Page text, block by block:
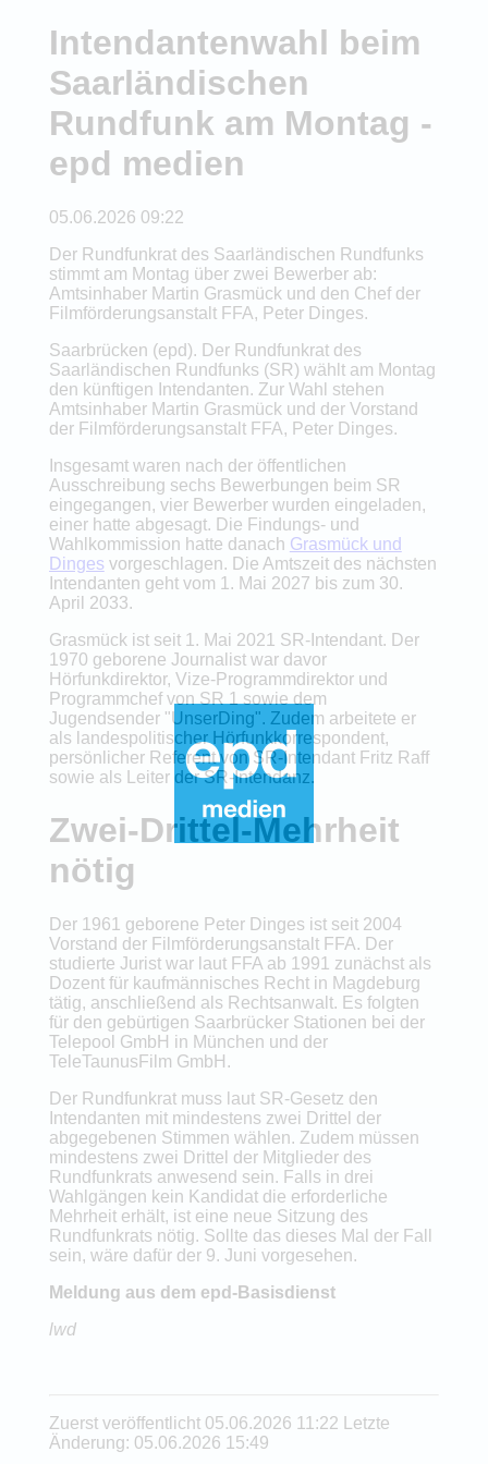
Intendantenwahl beim
Saarländischen
Rundfunk am Montag -
epd medien
05.06.2026 09:22
Der Rundfunkrat des Saarländischen Rundfunks
stimmt am Montag über zwei Bewerber ab:
Amtsinhaber Martin Grasmück und den Chef der
Filmförderungsanstalt FFA, Peter Dinges.
Saarbrücken (epd). Der Rundfunkrat des
Saarländischen Rundfunks (SR) wählt am Montag
den künftigen Intendanten. Zur Wahl stehen
Amtsinhaber Martin Grasmück und der Vorstand
der Filmförderungsanstalt FFA, Peter Dinges.
Insgesamt waren nach der öffentlichen
Ausschreibung sechs Bewerbungen beim SR
eingegangen, vier Bewerber wurden eingeladen,
einer hatte abgesagt. Die Findungs- und
Wahlkommission hatte danach Grasmück und
Dinges vorgeschlagen. Die Amtszeit des nächsten
Intendanten geht vom 1. Mai 2027 bis zum 30.
April 2033.
Grasmück ist seit 1. Mai 2021 SR-Intendant. Der
1970 geborene Journalist war davor
Hörfunkdirektor, Vize-Programmdirektor und
Programmchef von SR 1 sowie dem
Jugendsender "UnserDing". Zudem arbeitete er
als landespolitischer Hörfunkkorrespondent,
persönlicher Referent von SR-Intendant Fritz Raff
sowie als Leiter der SR-Intendanz.
Zwei-Drittel-Mehrheit
nötig
Der 1961 geborene Peter Dinges ist seit 2004
Vorstand der Filmförderungsanstalt FFA. Der
studierte Jurist war laut FFA ab 1991 zunächst als
Dozent für kaufmännisches Recht in Magdeburg
tätig, anschließend als Rechtsanwalt. Es folgten
für den gebürtigen Saarbrücker Stationen bei der
Telepool GmbH in München und der
TeleTaunusFilm GmbH.
Der Rundfunkrat muss laut SR-Gesetz den
Intendanten mit mindestens zwei Drittel der
abgegebenen Stimmen wählen. Zudem müssen
mindestens zwei Drittel der Mitglieder des
Rundfunkrats anwesend sein. Falls in drei
Wahlgängen kein Kandidat die erforderliche
Mehrheit erhält, ist eine neue Sitzung des
Rundfunkrats nötig. Sollte das dieses Mal der Fall
sein, wäre dafür der 9. Juni vorgesehen.
Meldung aus dem epd-Basisdienst
lwd
Zuerst veröffentlicht 05.06.2026 11:22 Letzte
Änderung: 05.06.2026 15:49